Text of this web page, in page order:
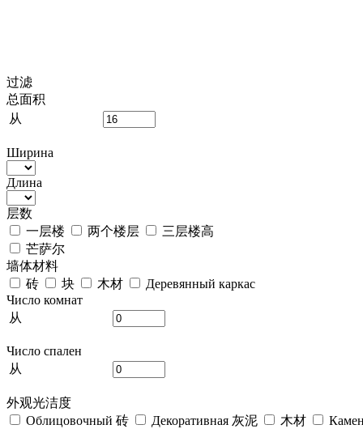
过滤
总面积
从
Ширина
Длина
层数
一层楼
两个楼层
三层楼高
芒萨尔
墙体材料
砖
块 木材
Деревянный каркас
Число комнат
从
Число спален
从
外观光洁度
Облицовочный 砖
Декоративная 灰泥 木材